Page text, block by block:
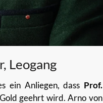
Leogang
ein Anliegen, dass Prof.
geehrt wird. Arno von